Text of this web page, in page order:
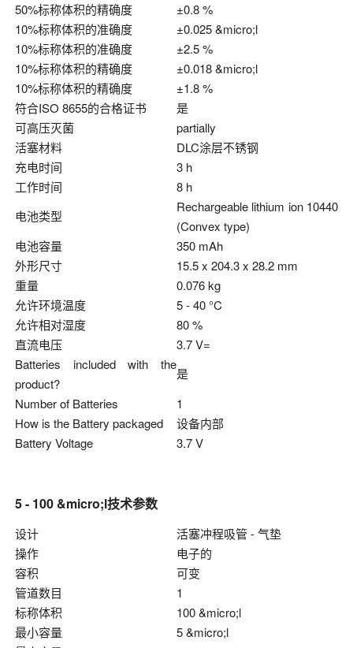
50%标称体积的精确度
±0.8 %
10%标称体积的准确度
±0.025 &micro;l
10%标称体积的准确度
±2.5 %
10%标称体积的精确度
±0.018 &micro;l
10%标称体积的精确度
±1.8 %
符合ISO 8655的合格证书
是
可高压灭菌
partially
活塞材料
DLC涂层不锈钢
充电时间
3 h
工作时间
8 h
电池类型
Rechargeable lithium ion 10440
(Convex type)
电池容量
350 mAh
外形尺寸
15.5 x 204.3 x 28.2 mm
重量
0.076 kg
允许环境温度
5 - 40 °C
允许相对湿度
80 %
直流电压
3.7 V=
Batteries included with the
product?
是
Number of Batteries
1
How is the Battery packaged
设备内部
Battery Voltage
3.7 V
5 - 100 &micro;l技术参数
设计
活塞冲程吸管 - 气垫
操作
电子的
容积
可变
管道数目
1
标称体积
100 &micro;l
最小容量
5 &micro;l